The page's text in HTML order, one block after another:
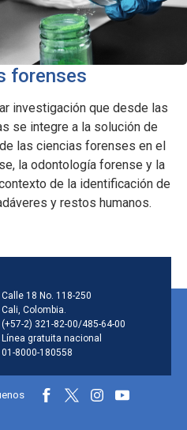
forenses
investigación que desde las
se integre a la solución de
las ciencias forenses en el
la odontología forense y la
de la identificación de
y restos humanos.
Información de la
Calle 18 No. 118-250
Cali, Colombia.
(+57-2) 321-82-00/485-64-00
Línea gratuita nacional
01-8000-180558
y redes sociales